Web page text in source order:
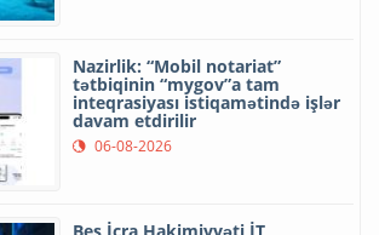
Nazirlik: “Mobil notariat”
tətbiqinin “mygov”a tam
inteqrasiyası istiqamətində işlər
davam etdirilir
06-08-2026